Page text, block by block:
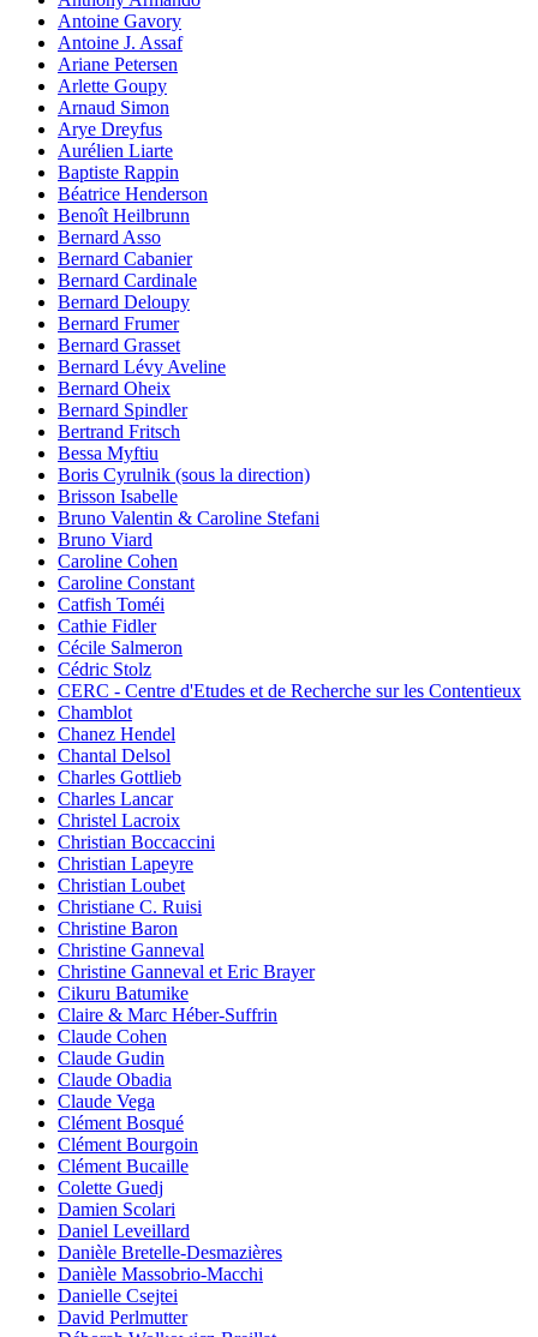
Antoine Gavory
Antoine J. Assaf
Ariane Petersen
Arlette Goupy
Arnaud Simon
Arye Dreyfus
Aurélien Liarte
Baptiste Rappin
Béatrice Henderson
Benoît Heilbrunn
Bernard Asso
Bernard Cabanier
Bernard Cardinale
Bernard Deloupy
Bernard Frumer
Bernard Grasset
Bernard Lévy Aveline
Bernard Oheix
Bernard Spindler
Bertrand Fritsch
Bessa Myftiu
Boris Cyrulnik (sous la direction)
Brisson Isabelle
Bruno Valentin & Caroline Stefani
Bruno Viard
Caroline Cohen
Caroline Constant
Catfish Toméi
Cathie Fidler
Cécile Salmeron
Cédric Stolz
CERC - Centre d'Etudes et de Recherche sur les Contentieux
Chamblot
Chanez Hendel
Chantal Delsol
Charles Gottlieb
Charles Lancar
Christel Lacroix
Christian Boccaccini
Christian Lapeyre
Christian Loubet
Christiane C. Ruisi
Christine Baron
Christine Ganneval
Christine Ganneval et Eric Brayer
Cikuru Batumike
Claire & Marc Héber-Suffrin
Claude Cohen
Claude Gudin
Claude Obadia
Claude Vega
Clément Bosqué
Clément Bourgoin
Clément Bucaille
Colette Guedj
Damien Scolari
Daniel Leveillard
Danièle Bretelle-Desmazières
Danièle Massobrio-Macchi
Danielle Csejtei
David Perlmutter